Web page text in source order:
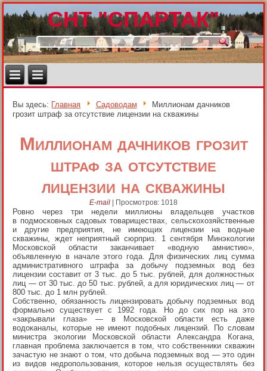
СНТ "СПАРТАК"
Вы здесь: Главная Садоводам
Миллионам дачников
грозит штраф за отсутствие лицензии на скважины
Миллионам дачников грозит
штраф за отсутствие
лицензии на скважины
E-mail | Просмотров: 1018
Ровно через три недели миллионы владельцев участков
в подмосковных садовых товариществах, сельскохозяйственные
и другие предприятия, не имеющих лицензии на водные
скважины, ждет неприятный сюрприз. 1 сентября Минэкологии
Московской области заканчивает «водную амнистию»,
объявленную в начале этого года. Для физических лиц сумма
административного штрафа за добычу подземных вод без
лицензии составит от 3 тыс. до 5 тыс. рублей, для должностных
лиц — от 30 тыс. до 50 тыс. рублей, а для юридических лиц — от
800 тыс. до 1 млн рублей.
Собственно, обязанность лицензировать добычу подземных вод
формально существует с 1992 года. Но до сих пор на это
«закрывали глаза» — в Московской области есть даже
водоканалы, которые не имеют подобных лицензий. По словам
министра экологии Московской области Александра Когана,
главная проблема заключается в том, что собственники скважин
зачастую не знают о том, что добыча подземных вод — это один
из видов недропользования, которое нельзя осуществлять без